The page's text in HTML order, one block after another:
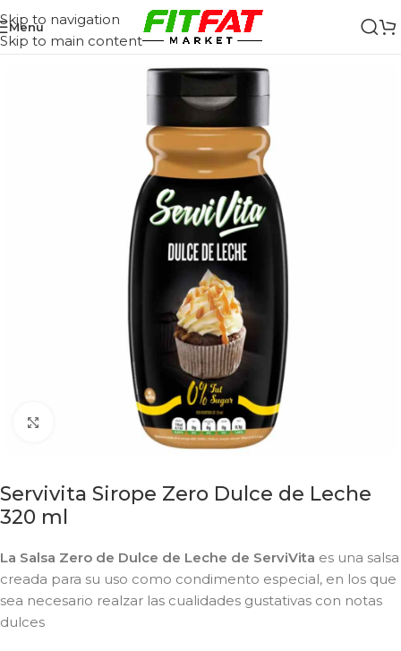
Skip to navigation
Skip to main content
Menu
Click to enlarge
Servivita Sirope Zero Dulce de Leche
320 ml
La Salsa Zero de Dulce de Leche de ServiVita es una salsa
creada para su uso como condimento especial, en los que
sea necesario realzar las cualidades gustativas con notas
dulces